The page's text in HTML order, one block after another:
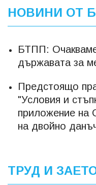
НОВИНИ ОТ
БТПП:
държавата за
Предстоящо
"Условия и
приложение на
на двойно
ТРУД И